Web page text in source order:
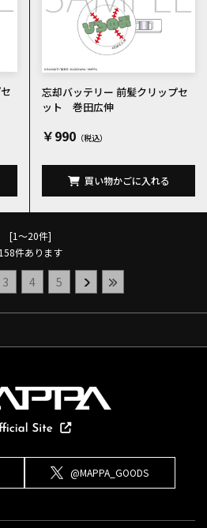
忘却バッテリー 前髪クリップセ
ット 巻田広伸
￥990
買い物かごに入れる
[1～20件]
158件あります
3 4 5
@MAPPA_GOODS